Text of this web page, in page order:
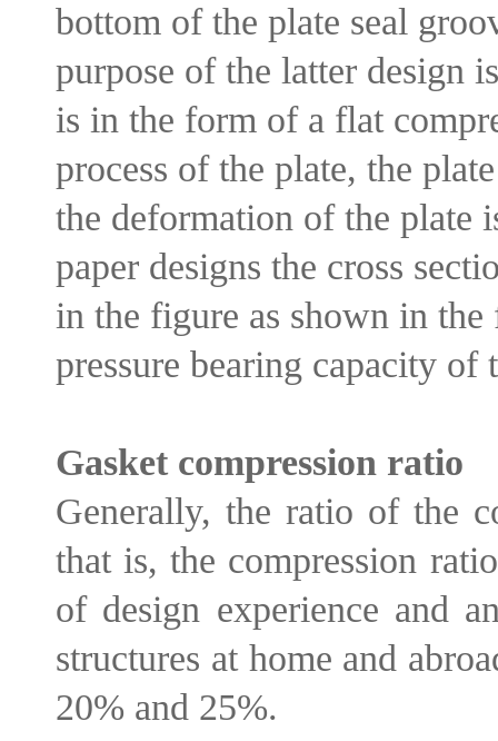
bottom of the plate seal
purpose of the latter design
is in the form of a flat
process of the plate, the
the deformation of the plate
paper designs the cross
in the figure as shown in
pressure bearing capacity of
Gasket compression ratio
Generally, the ratio of the
that is, the compression
of design experience and
structures at home and
20% and 25%.